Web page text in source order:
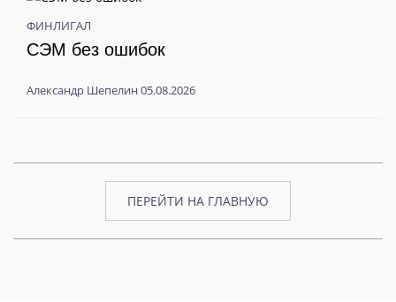
ФИНЛИГАЛ
СЭМ без ошибок
Александр Шепелин 05.08.2026
ПЕРЕЙТИ НА ГЛАВНУЮ